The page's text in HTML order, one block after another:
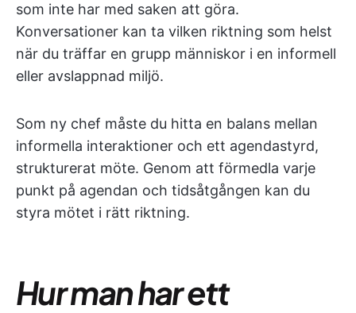
som inte har med saken att göra.
Konversationer kan ta vilken riktning som helst
när du träffar en grupp människor i en informell
eller avslappnad miljö.
Som ny chef måste du hitta en balans mellan
informella interaktioner och ett agendastyrd,
strukturerat möte. Genom att förmedla varje
punkt på agendan och tidsåtgången kan du
styra mötet i rätt riktning.
Hur man har ett